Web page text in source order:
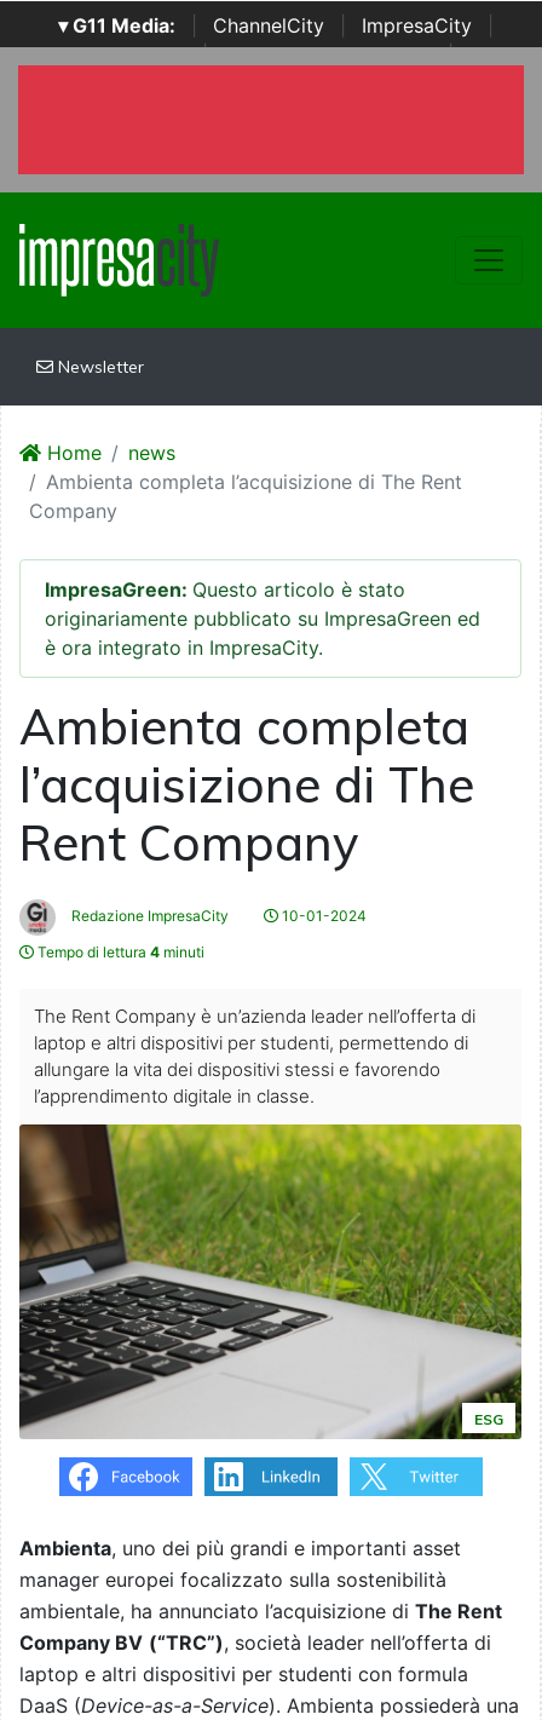
▾ G11 Media: ChannelCity ImpresaCity
SecurityOpenLab | Italian Channel Awards | Italian
Newsletter
Home
news
Ambienta completa l’acquisizione di The Rent
Company
ImpresaGreen: Questo articolo è stato
originariamente pubblicato su ImpresaGreen ed
è ora integrato in ImpresaCity.
Ambienta completa
l’acquisizione di The
Rent Company
Redazione ImpresaCity
10-01-2024
Tempo di lettura 4 minuti
The Rent Company è un’azienda leader nell’offerta di
laptop e altri dispositivi per studenti, permettendo di
allungare la vita dei dispositivi stessi e favorendo
l’apprendimento digitale in classe.
ESG
Ambienta, uno dei più grandi e importanti asset
manager europei focalizzato sulla sostenibilità
ambientale, ha annunciato l’acquisizione di The Rent
Company BV (“TRC”), società leader nell’offerta di
laptop e altri dispositivi per studenti con formula
DaaS (Device-as-a-Service). Ambienta possiederà una